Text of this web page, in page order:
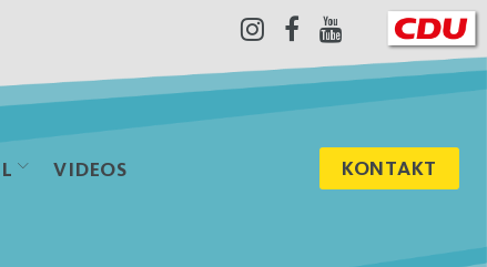
Instagram
Facebook
Youtube
VIDEOS KONTAKT